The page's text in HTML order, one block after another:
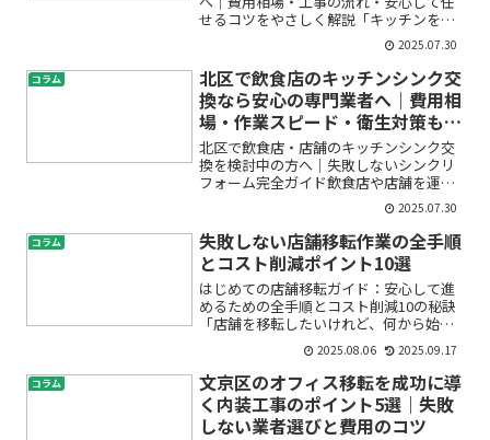
せるコツをやさしく解説「キッチンを新
しくしたい」「リノベーションを進めた
いけれど、解体ってどうするの？」「内
装解体の費用や業者選びが不安…」そん
なお悩みをお持ちの方は多...
2025.07.30
コラム
北区で飲食店のキッチンシンク交
換なら安心の専門業者へ｜費用相
場・作業スピード・衛生対策も徹
底解説
北区で飲食店・店舗のキッチンシンク交
換を検討中の方へ｜失敗しないシンクリ
フォーム完全ガイド飲食店や店舗を運営
していると、キッチンシンクの劣化や使
い勝手の悪さ、衛生面の不安を感じるこ
とはありませんか？「そろそろシンクを
交換したいけど、費用や作...
2025.07.30
コラム
失敗しない店舗移転作業の全手順
とコスト削減ポイント10選
はじめての店舗移転ガイド：安心して進
めるための全手順とコスト削減10の秘訣
「店舗を移転したいけれど、何から始め
ればいいの？」「費用やスケジュールが
不安」「失敗したらどうしよう…」そん
な悩みをお持ちではありませんか？店舗
移転・店舗引越し・店舗...
2025.08.06 2025.09.17
コラム
文京区のオフィス移転を成功に導
く内装工事のポイント5選｜失敗
しない業者選びと費用のコツ